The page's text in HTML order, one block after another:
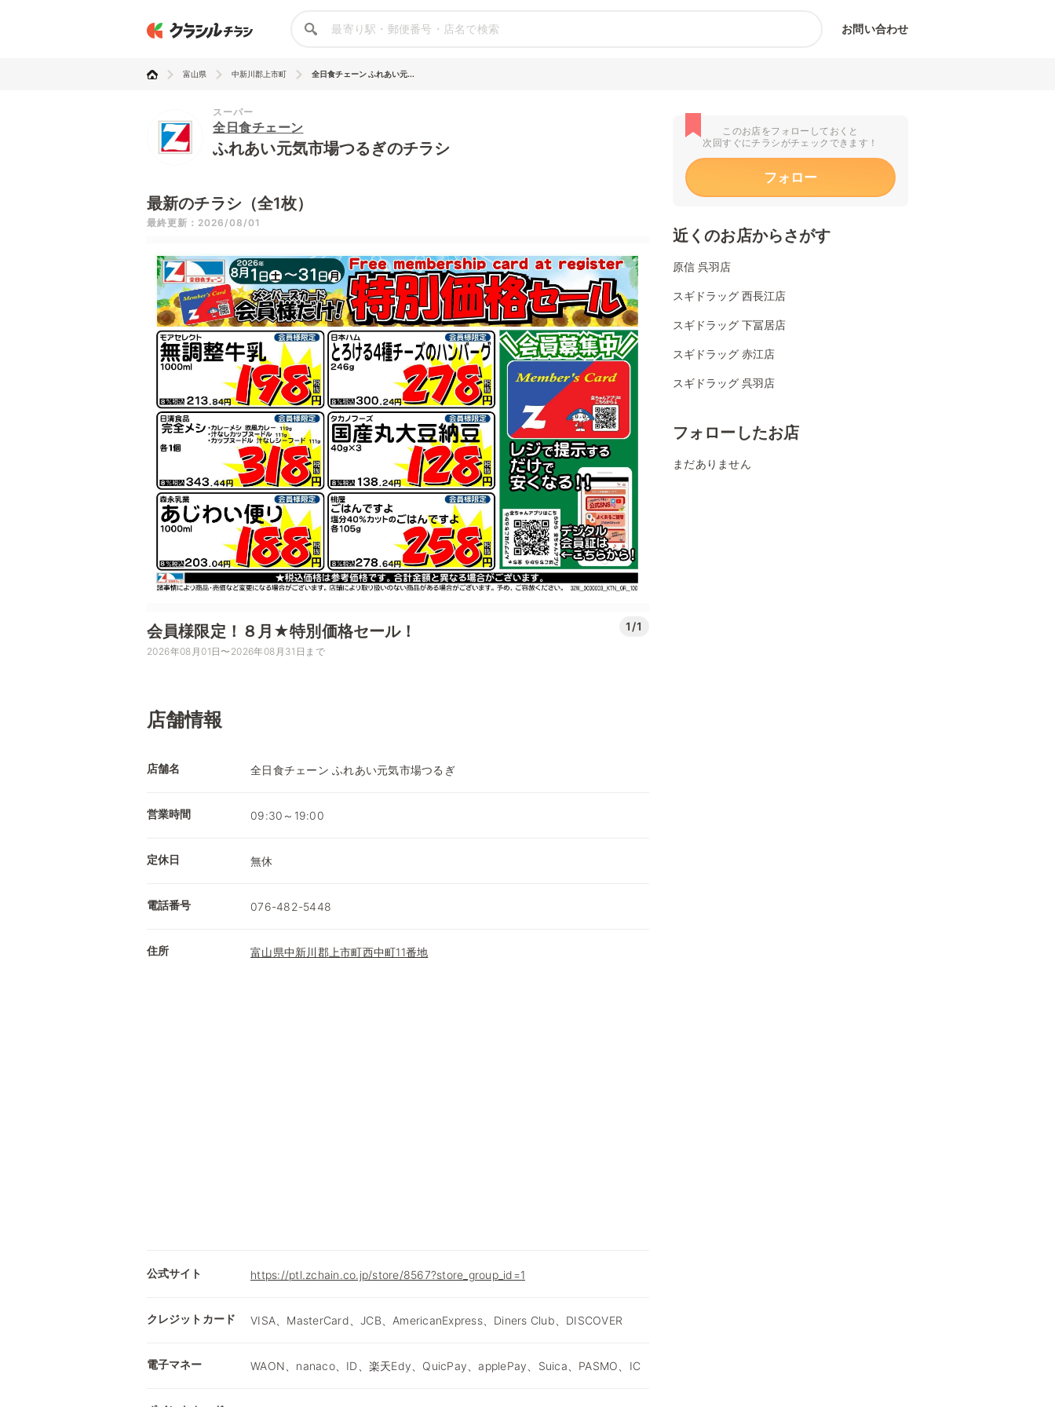
お問い合わせ
富山県 中新川郡上市町 全日食チェーン ふれあい元...
スーパー
全日食チェーン
ふれあい元気市場つるぎのチラシ
最新のチラシ（全1枚）
最終更新：2026/08/01
会員様限定！８月★特別価格セール！ 1/1
2026年08月01日〜2026年08月31日まで
店舗情報
店舗名 全日食チェーン ふれあい元気市場つるぎ
営業時間 09:30～19:00
定休日 無休
電話番号 076-482-5448
住所 富山県中新川郡上市町西中町11番地
公式サイト https://ptl.zchain.co.jp/store/8567?store_group_id=1
クレジットカード VISA、MasterCard、JCB、AmericanExpress、Diners Club、DISCOVER
電子マネー WAON、nanaco、ID、楽天Edy、QuicPay、applePay、Suica、PASMO、IC
このお店をフォローしておくと
次回すぐにチラシがチェックできます！
フォロー
近くのお店からさがす
原信 呉羽店
スギドラッグ 西長江店
スギドラッグ 下冨居店
スギドラッグ 赤江店
スギドラッグ 呉羽店
フォローしたお店
まだありません